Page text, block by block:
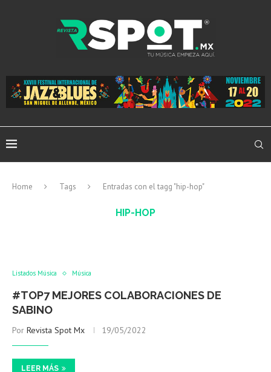
Home Tags Entradas con el tagg "hip-hop"
HIP-HOP
Listados Música Música
#TOP7 MEJORES COLABORACIONES DE
SABINO
Por Revista Spot Mx 19/05/2022
LEER MÁS